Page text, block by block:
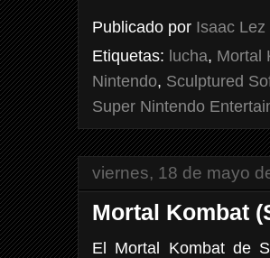
Publicado por Isaac Lez
Etiquetas: lucha, Mortal
Nintendo, Sculptured
Super Nintendo
viernes, 18 de mayo
Mortal Kombat
El Mortal Kombat de